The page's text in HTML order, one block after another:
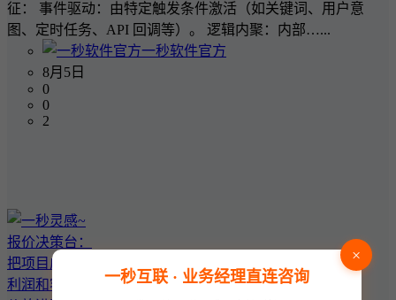
征： 事件驱动：由特定触发条件激活（如关键词、用户意
图、定时任务、API 回调等）。 逻辑内聚：内部…...
一秒软件官方
8月5日
0
0
2
×
一秒互联 · 业务经理直连咨询